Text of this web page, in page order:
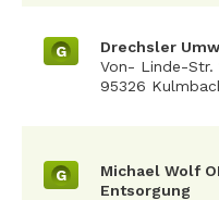
G
Drechsler
Von- Linde-Str.
95326
G
Michael Wolf
Entsorgung